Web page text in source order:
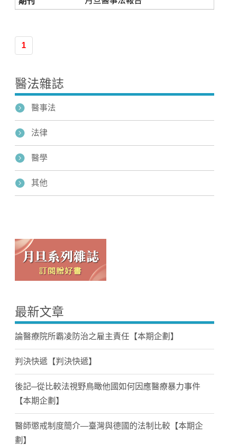
1
醫法雜誌
醫事法
法律
醫學
其他
最新文章
論醫療院所霸凌防治之雇主責任【本期企劃】
判決快遞【判決快遞】
後記─從比較法視野鳥瞰他國如何因應醫療暴力事件
【本期企劃】
醫師懲戒制度簡介—臺灣與德國的法制比較【本期企
劃】